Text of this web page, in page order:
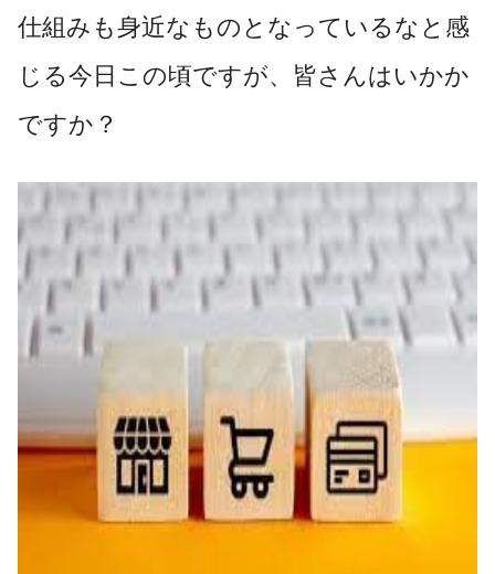
仕組みも身近なものとなっているなと感
じる今日この頃ですが、皆さんはいかか
ですか？